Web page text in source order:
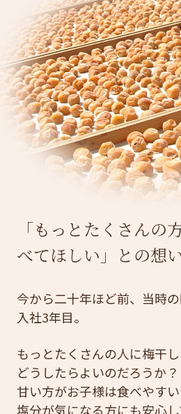
「もっとたくさんの
べてほしい」との想
今から二十年ほど前、当時
入社3年目。
もっとたくさんの人に梅干
どうしたらよいのだろうか？
甘い方がお子様は食べやす
塩分が気になる方にも安心